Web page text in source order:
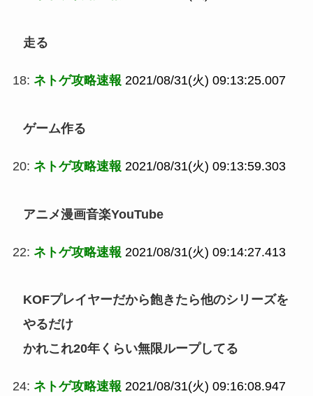
走る
18: ネトゲ攻略速報 2021/08/31(火) 09:13:25.007
ゲーム作る
20: ネトゲ攻略速報 2021/08/31(火) 09:13:59.303
アニメ漫画音楽YouTube
22: ネトゲ攻略速報 2021/08/31(火) 09:14:27.413
KOFプレイヤーだから飽きたら他のシリーズを
やるだけ
かれこれ20年くらい無限ループしてる
24: ネトゲ攻略速報 2021/08/31(火) 09:16:08.947